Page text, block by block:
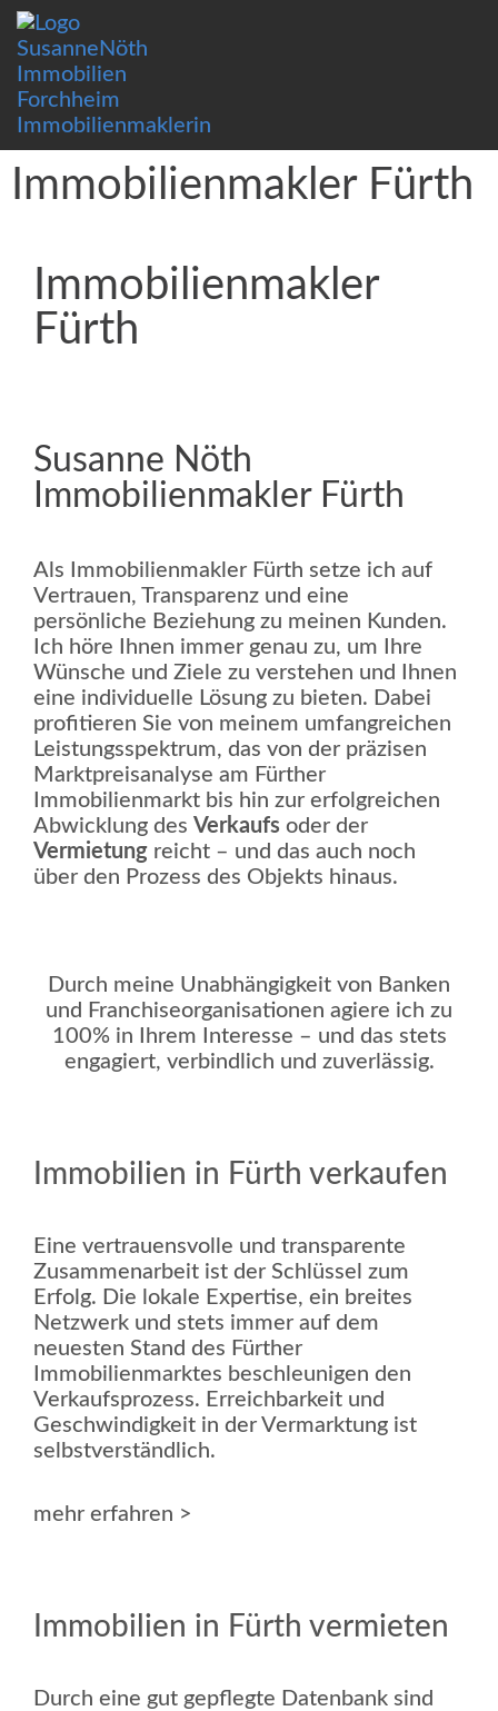
Immobilienmakler Fürth
Immobilienmakler
Fürth
Susanne Nöth
Immobilienmakler Fürth
Als Immobilienmakler Fürth setze ich auf
Vertrauen, Transparenz und eine
persönliche Beziehung zu meinen Kunden.
Ich höre Ihnen immer genau zu, um Ihre
Wünsche und Ziele zu verstehen und Ihnen
eine individuelle Lösung zu bieten. Dabei
profitieren Sie von meinem umfangreichen
Leistungsspektrum, das von der präzisen
Marktpreisanalyse am Fürther
Immobilienmarkt bis hin zur erfolgreichen
Abwicklung des Verkaufs oder der
Vermietung reicht – und das auch noch
über den Prozess des Objekts hinaus.
Durch meine Unabhängigkeit von Banken
und Franchiseorganisationen agiere ich zu
100% in Ihrem Interesse – und das stets
engagiert, verbindlich und zuverlässig.
Immobilien in Fürth verkaufen
Eine vertrauensvolle und transparente
Zusammenarbeit ist der Schlüssel zum
Erfolg. Die lokale Expertise, ein breites
Netzwerk und stets immer auf dem
neuesten Stand des Fürther
Immobilienmarktes beschleunigen den
Verkaufsprozess. Erreichbarkeit und
Geschwindigkeit in der Vermarktung ist
selbstverständlich.
mehr erfahren >
Immobilien in Fürth vermieten
Durch eine gut gepflegte Datenbank sind